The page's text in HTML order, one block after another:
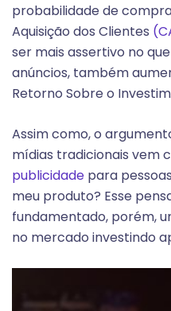
probabilidade de
Aquisição dos Clientes
ser mais assertivo no
anúncios, também
Retorno Sobre o
Assim como, o
mídias tradicionais vem
publicidade para
meu produto? Esse
fundamentado, porém,
no mercado investindo